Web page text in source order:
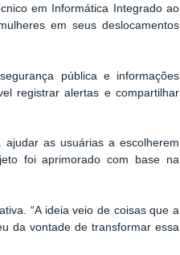
em Informática Integrado ao
em seus deslocamentos
pública e informações
registrar alertas e compartilhar
as usuárias a escolherem
foi aprimorado com base na
“A ideia veio de coisas que a
da vontade de transformar essa